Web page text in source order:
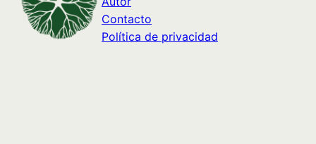
Contacto
Política de privacidad